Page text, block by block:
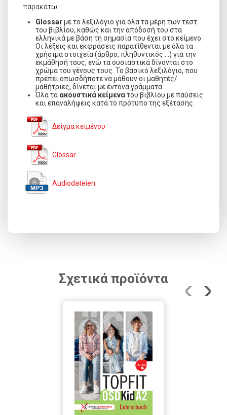
παρακάτω:
Glossar με το λεξιλόγιο για όλα τα μέρη των τεστ
του βιβλίου, καθώς και την απόδοσή του στα
ελληνικά με βάση τη σημασία που έχει στο κείμενο.
Οι λέξεις και εκφράσεις παρατίθενται με όλα τα
χρήσιμα στοιχεία (άρθρο, πληθυντικός …) για την
εκμάθησή τους, ενώ τα ουσιαστικά δίνονται στο
χρώμα του γένους τους. Το βασικό λεξιλόγιο, που
πρέπει οπωσδήποτε να μάθουν οι μαθητές/
μαθήτριες, δίνεται με έντονα γράμματα.
Όλα τα ακουστικά κείμενατου βιβλίου με παύσεις
και επαναλήψεις κατά το πρότυπο της εξέτασης.
Δείγμα κειμένου
Glossar
Audiodateien
Σχετικά προϊόντα